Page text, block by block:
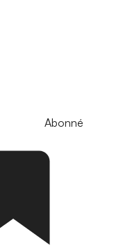
Abonné